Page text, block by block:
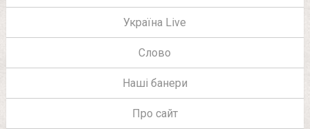
Україна Live
Слово
Наші банери
Про сайт